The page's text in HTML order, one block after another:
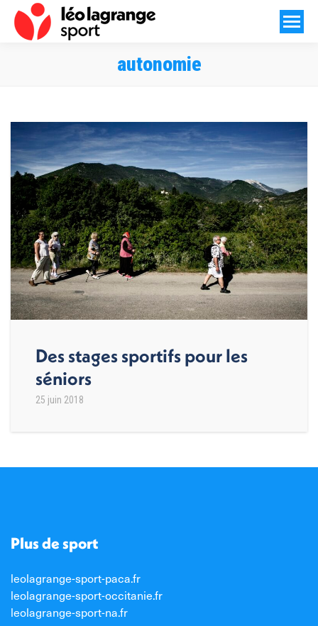
autonomie
Des stages sportifs pour les
séniors
25 juin 2018
Plus de sport
leolagrange-sport-paca.fr
leolagrange-sport-occitanie.fr
leolagrange-sport-na.fr